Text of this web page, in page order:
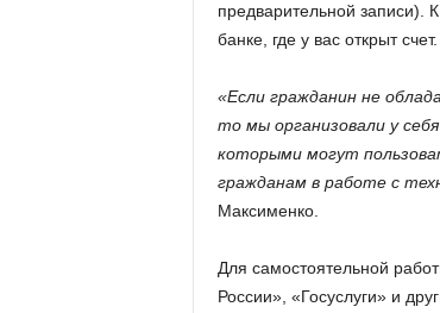
предварительной записи).
банке, где у вас открыт счет.
«Если гражданин не
то мы организовали у
которыми могут
гражданам в работе с
Максименко.
Для самостоятельной
России», «Госуслуги» и